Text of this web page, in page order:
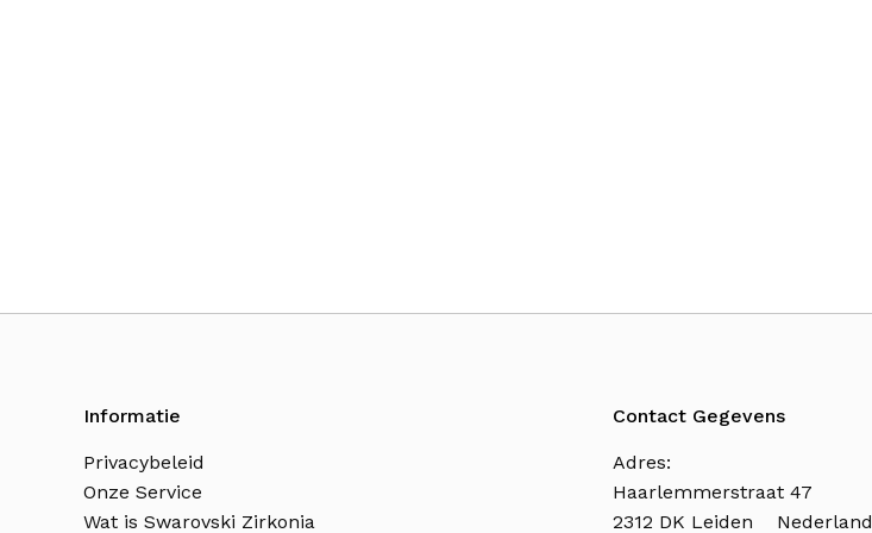
Informatie
Privacybeleid
Onze Service
Wat is Swarovski Zirkonia
Contact Gegevens
Adres:
Haarlemmerstraat 47
2312 DK Leiden Nederland